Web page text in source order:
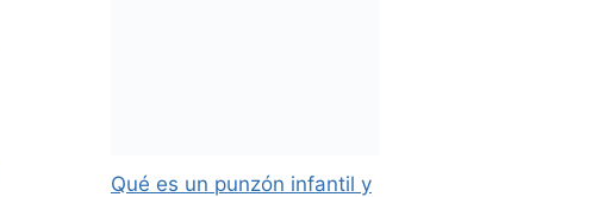
Qué es un punzón infantil y